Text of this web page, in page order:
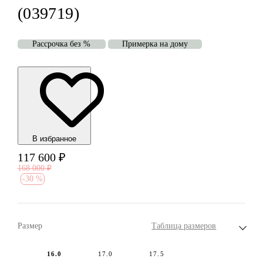
(039719)
Рассрочка без % Примерка на дому
В избранноe
117 600 ₽
168 000 ₽
-30 %
Размер Таблица размеров
16.0 17.0 17.5